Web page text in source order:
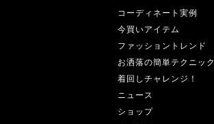
コーディネート実例
今買いアイテム
ファッショントレンド
お洒落の簡単テクニック
着回しチャレンジ！
ニュース
ショップ